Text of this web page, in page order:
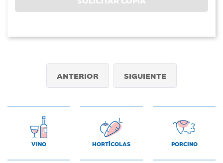
ANTERIOR SIGUIENTE
VINO HORTÍCOLAS PORCINO